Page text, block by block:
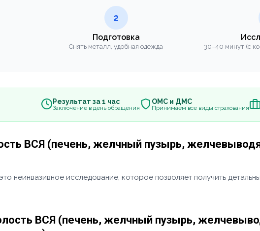
2
Подготовка
Снять металл, удобная одежда 30–40 минут (с
Результат за 1 час
Заключение в день обращения
ОМС и ДМС
Принимаем все виды страхования
ВСЯ (печень, желчный пузырь,
неинвазивное исследование, которое позволяет получить
ВСЯ (печень, желчный пузырь,